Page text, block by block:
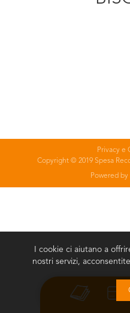
Privacy e
Copyright © 2019 Spesa
Powered by
I cookie ci aiutano a
nostri servizi,